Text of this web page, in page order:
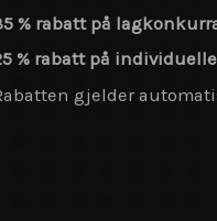
% rabatt på
% rabatt på
gjelder